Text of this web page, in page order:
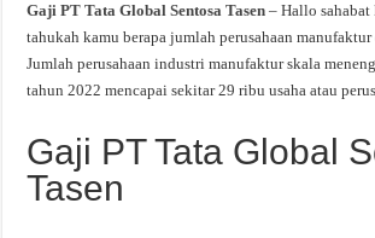
Gaji PT Tata Global Sentosa Tasen – Hallo sahabat
tahukah kamu berapa jumlah perusahaan
Jumlah perusahaan industri manufaktur skala
tahun 2022 mencapai sekitar 29 ribu usaha atau
Gaji PT Tata Global
Tasen